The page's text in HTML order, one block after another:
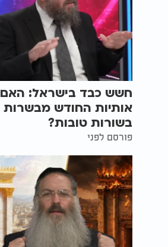
חשש כבד בישראל: האם
אותיות החודש מבשרות
בשורות טובות?
פורסם לפני